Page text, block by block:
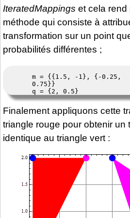
IteratedMappings et cela rend
méthode qui consiste à
transformation sur un point
probabilités différentes ;
Finalement appliquons cette
triangle rouge pour obtenir un
identique au triangle vert :